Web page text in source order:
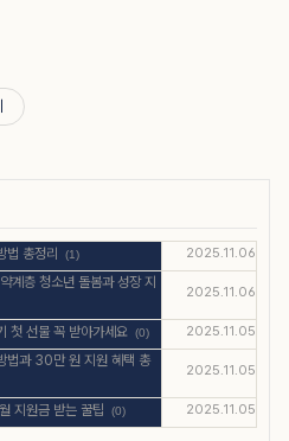
총정리 (1) 2025.11.06
계층 청소년 돌봄과 성장 지
2025.11.06
첫 선물 꼭 받아가세요 (0) 2025.11.05
법과 30만 원 지원 혜택 총
2025.11.05
지원금 받는 꿀팁 (0) 2025.11.05